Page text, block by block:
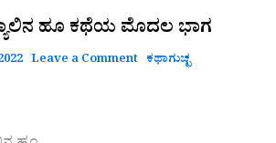
ಹೂ ಕಥೆಯ ಮೊದಲ ಭಾಗ
Leave a Comment ಕಥಾಗುಚ್ಛ